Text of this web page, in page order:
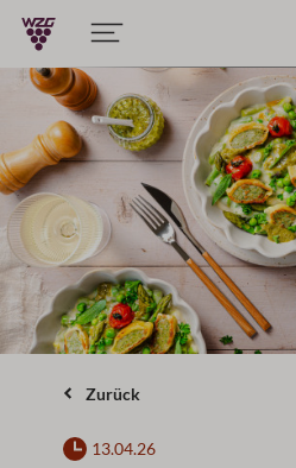
springen
Zurück
13.04.26